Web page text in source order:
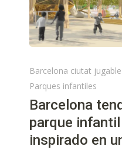
Barcelona ciutat jugable
Parques infantiles
Barcelona
parque
inspirado en